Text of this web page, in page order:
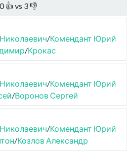
0👍 vs 3👎
/Комендант Юрий
/Крокас
/Комендант Юрий
/Воронов Сергей
/Комендант Юрий
/Козлов Александр